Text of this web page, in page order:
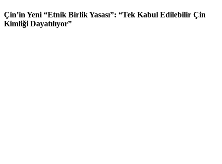
Çin’in Yeni “Etnik Birlik Yasası”: “Tek Kabul Edilebilir Çin
Kimliği Dayatılıyor”